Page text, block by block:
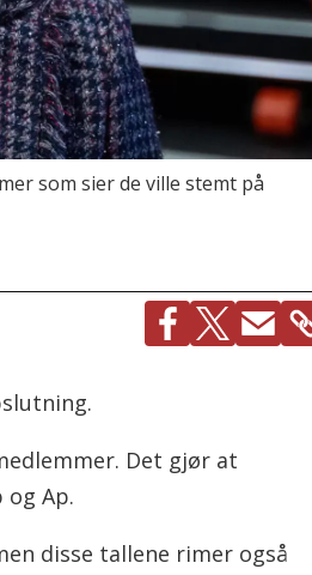
som sier de ville stemt på
Det gjør at
Ap.
disse tallene rimer også